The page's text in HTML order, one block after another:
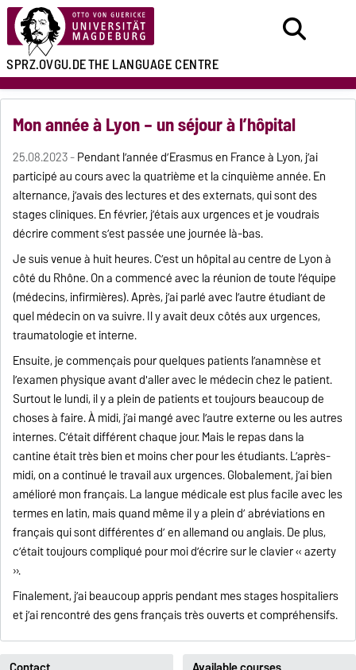
SPRZ.OVGU.DETHE LANGUAGE CENTRE
Mon année à Lyon – un séjour à l’hôpital
25.08.2023 -Pendant l’année d’Erasmus en France à Lyon, j’ai
participé au cours avec la quatrième et la cinquième année. En
alternance, j’avais des lectures et des externats, qui sont des
stages cliniques. En février, j’étais aux urgences et je voudrais
décrire comment s’est passée une journée là-bas.
Je suis venue à huit heures. C’est un hôpital au centre de Lyon à
côté du Rhône. On a commencé avec la réunion de toute l’équipe
(médecins, infirmières). Après, j’ai parlé avec l’autre étudiant de
quel médecin on va suivre. Il y avait deux côtés aux urgences,
traumatologie et interne.
Ensuite, je commençais pour quelques patients l’anamnèse et
l’examen physique avant d'aller avec le médecin chez le patient.
Surtout le lundi, il y a plein de patients et toujours beaucoup de
choses à faire. À midi, j’ai mangé avec l’autre externe ou les autres
internes. C’était différent chaque jour. Mais le repas dans la
cantine était très bien et moins cher pour les étudiants. L’après-
midi, on a continué le travail aux urgences. Globalement, j’ai bien
amélioré mon français. La langue médicale est plus facile avec les
termes en latin, mais quand même il y a plein d’ abréviations en
français qui sont différentes d’ en allemand ou anglais. De plus,
c’était toujours compliqué pour moi d’écrire sur le clavier « azerty
».
Finalement, j’ai beaucoup appris pendant mes stages hospitaliers
et j’ai rencontré des gens français très ouverts et compréhensifs.